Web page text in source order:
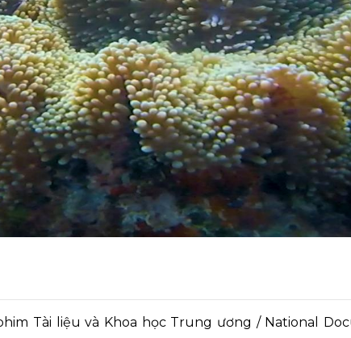
Tài liệu và Khoa học Trung ương / National